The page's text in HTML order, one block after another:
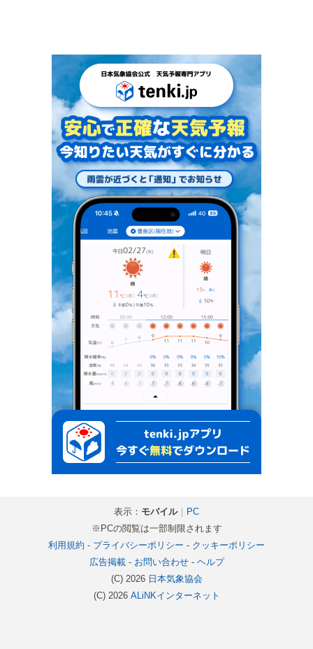
表示： モバイル｜
PC
※PCの閲覧は一部制限されます
利用規約 - プライバシーポリシー - クッキーポリシー
広告掲載- お問い合わせ- ヘルプ
(C) 2026 日本気象協会
(C) 2026 ALiNKインターネット